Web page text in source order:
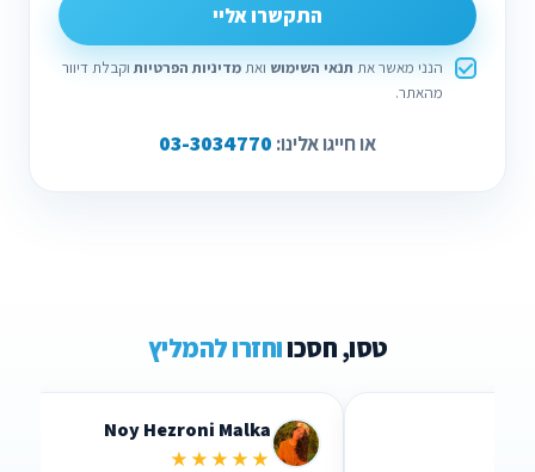
התקשרו אליי
הנני מאשר את תנאי השימוש ואתמדיניות הפרטיות וקבלת דיוור
מהאתר.
או חייגו אלינו: 03-3034770
טסו, חסכווחזרו להמליץ
Noy Hezroni Malka
★★★★★